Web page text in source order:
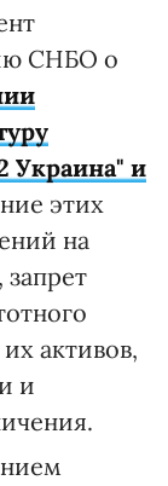
СНБО о
Украина" и
этих
на
активов,
и